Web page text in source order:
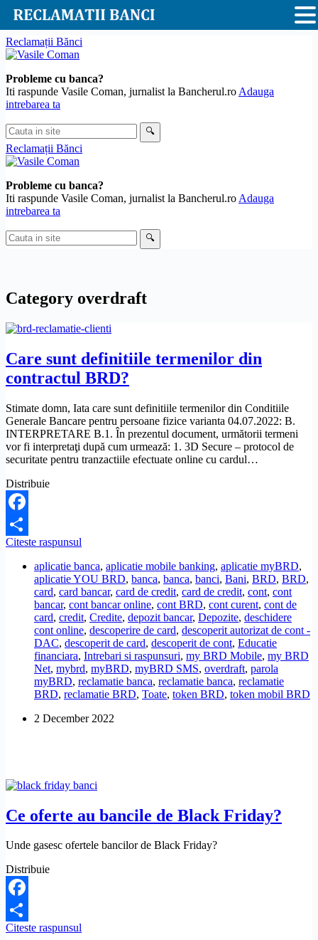
Skip
to
Reclamații Bănci
Probleme cu banca?
Iti raspunde Vasile Coman, jurnalist la Bancherul.ro Adauga
intrebarea ta
Cauta
in
site
🔍
Reclamații Bănci
Probleme cu banca?
Iti raspunde Vasile Coman, jurnalist la Bancherul.ro Adauga
intrebarea ta
Cauta
in
🔍
Category overdraft
Care sunt definitiile termenilor din
contractul BRD?
Stimate domn, Iata care sunt definitiile termenilor din Conditiile
Generale Bancare pentru persoane fizice varianta 04.07.2022: B.
INTERPRETARE B.1. În prezentul document, următorii termeni
vor fi interpretaţi după cum urmează: 1. 3D Secure – protocol de
securitate pentru tranzactiile efectuate online cu cardul…
Distribuie
Facebook
Share
Citeste raspunsul
definitiile
termenilor
din
contractul
BRD?
aplicatie banca, aplicatie mobile banking, aplicatie myBRD,
aplicatie YOU BRD, banca, banca, banci, Bani, BRD, BRD,
card, card bancar, card de credit, card de credit, cont, cont
bancar, cont bancar online, cont BRD, cont curent, cont de
card, credit, Credite, depozit bancar, Depozite, deschidere
cont online, descoperire de card, descoperit autorizat de cont -
DAC, descoperit de card, descoperit de cont, Educatie
financiara, Intrebari si raspunsuri, my BRD Mobile, my BRD
Net, mybrd, myBRD, myBRD SMS, overdraft, parola
myBRD, reclamatie banca, reclamatie banca, reclamatie
BRD, reclamatie BRD, Toate, token BRD, token mobil BRD
2 December 2022
Ce oferte au bancile de Black Friday?
Unde gasesc ofertele bancilor de Black Friday?
Distribuie
Facebook
Share
Citeste raspunsul